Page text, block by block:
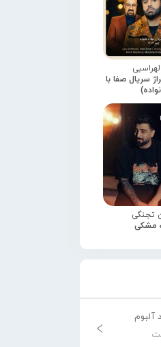
سریال صفا با
تجنگی
مشکی
آلبوم